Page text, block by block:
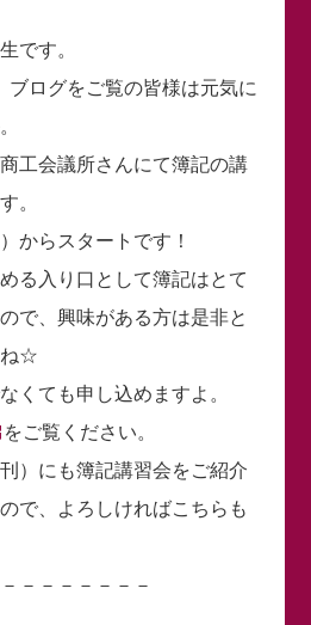
です。
ブログをご覧の皆様は元気に
工会議所さんにて簿記の講
。
からスタートです！
る入り口として簿記はとて
で、興味がある方は是非と
ね☆
くても申し込めますよ。
をご覧ください。
）にも簿記講習会をご紹介
で、よろしければこちらも
－－－－－－－